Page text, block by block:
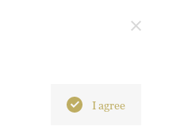
I agree